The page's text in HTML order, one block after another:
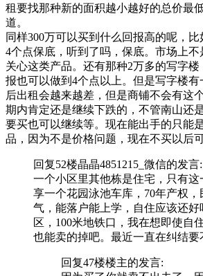
租要找那种新的面积越小越好的总价最
道。
同样300万可以买到什么回报高的呢，比
4个点保底，听到了吗，保底。市场上
关心这类产品。还有那种2万多的写字楼
报也可以做到4个点以上。但是写字楼有
后出租会越来越差，但是商铺不会有这
期内肯定还是继续下跌的，不管南山还
要买也可以继续等。现在能出手的只能
品，因为不是价格问题，现在不买以后
回复52楼晶晶4851215_微信的发言:
一个小区里其他栋是住宅，只有
享一个花园泳池车库，70年产权
气，能落户能上学，自住应该还
区，100米地铁口，我在想即使自
也能卖的掉吧。最近一直在纠结要
回复47楼楼主的发言: